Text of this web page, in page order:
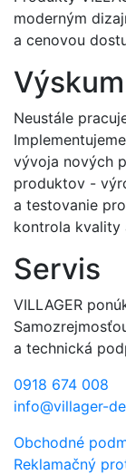
moderným
a cenovou
Neustále
vývoja nových
produktov -
a testovanie
kontrola kvality
Servis
VILLAGER
a technická
0918 674 008
info@villager-
Obchodné
Reklamačný